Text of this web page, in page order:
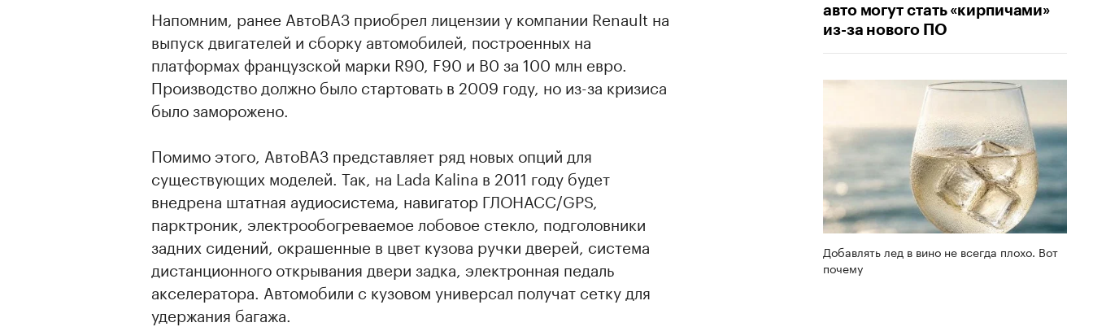
авто могут стать «кирпичами»
из-за нового ПО
Добавлять лед в вино не всегда плохо. Вот
почему
Напомним, ранее АвтоВАЗ приобрел лицензии у компании Renault на
выпуск двигателей и сборку автомобилей, построенных на
платформах французской марки R90, F90 и B0 за 100 млн евро.
Производство должно было стартовать в 2009 году, но из-за кризиса
было заморожено.
Помимо этого, АвтоВАЗ представляет ряд новых опций для
существующих моделей. Так, на Lada Kalina в 2011 году будет
внедрена штатная аудиосистема, навигатор ГЛОНАСС/GPS,
парктроник, электрообогреваемое лобовое стекло, подголовники
задних сидений, окрашенные в цвет кузова ручки дверей, система
дистанционного открывания двери задка, электронная педаль
акселератора. Автомобили с кузовом универсал получат сетку для
удержания багажа.